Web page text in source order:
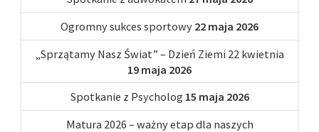
Ogromny sukces sportowy 22 maja 2026
„Sprzątamy Nasz Świat” – Dzień Ziemi 22 kwietnia
19 maja 2026
Spotkanie z Psycholog 15 maja 2026
Matura 2026 – ważny etap dla naszych